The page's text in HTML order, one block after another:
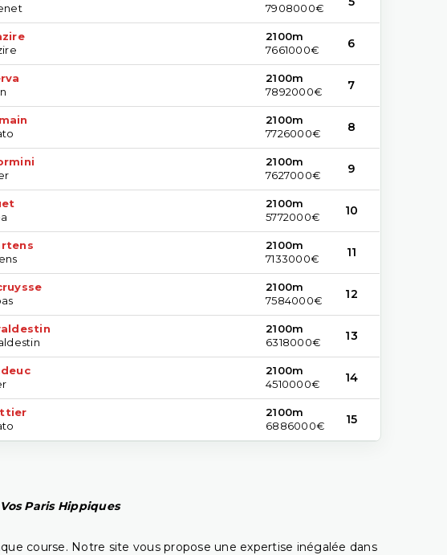
7908000€
2100m
7661000€
6
2100m
7892000€
7
2100m
7726000€
8
2100m
7627000€
9
2100m
5772000€
10
2100m
7133000€
11
2100m
7584000€
12
2100m
6318000€
13
2100m
4510000€
14
2100m
6886000€
15
Paris Hippiques
course. Notre site vous propose une expertise inégalée dans